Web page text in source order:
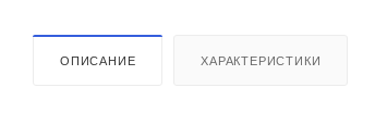
ОПИСАНИЕ ХАРАКТЕРИСТИКИ